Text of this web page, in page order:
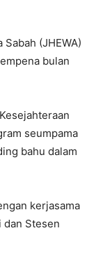
(JHEWA)
bulan
seumpama
bahu dalam
kerjasama
dan Stesen